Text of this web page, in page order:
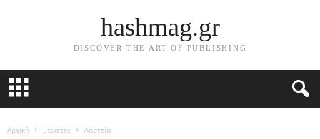
hashmag.gr
DISCOVER THE ART OF PUBLISHING
Αρχική Ετικέτες Ληστεία